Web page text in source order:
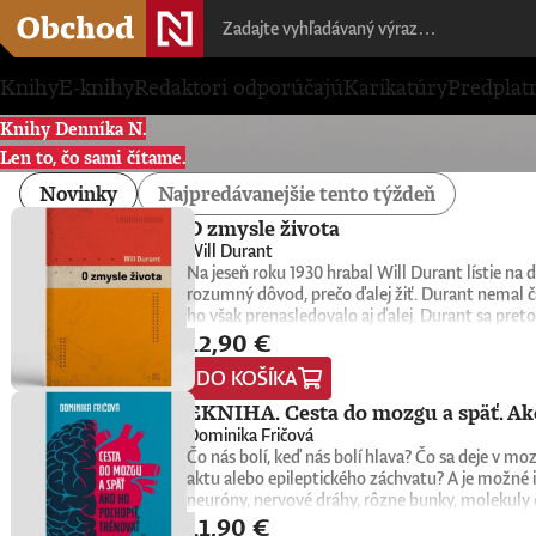
KnihyE-knihyRedaktori odporúčajúKarikatúry
Knihy Denníka N.
Len to, čo sami čítame.
Novinky Najpredávanejšie tento týždeň
O zmysle života
Will Durant
Na jeseň roku 1930 hrabal Will Durant lístie
rozumný dôvod, prečo ďalej žiť. Durant nemal
ho však prenasledovalo aj ďalej. Durant sa
konkrétne oni sami nachádzajú zmysel, cieľ a
1932. Keďže nemala žiadnu reklamu, tento
do rúk novej generácii čitateľov a čitateliek.
univerzitní profesori, psychológovia, štátnici,
spoločnú niť. Tá odhaľuje hlboké puto medzi
americký spisovateľ, historik a filozof, ktorý
Civilization), na ktorom vyše štyri desaťročia
myšlienkach zrozumiteľným, ľudským a
zmysluplnejšieho života.
12,90 €
DO KOŠÍKA
EKNIHA. Cesta do mozgu a späť.
Dominika Fričová
Čo nás bolí, keď nás bolí hlava? Čo sa deje v
aktu alebo epileptického záchvatu? A je
neuróny, nervové dráhy, rôzne bunky,
slovenská neurobiologička Dominika Fričová
11,90 €